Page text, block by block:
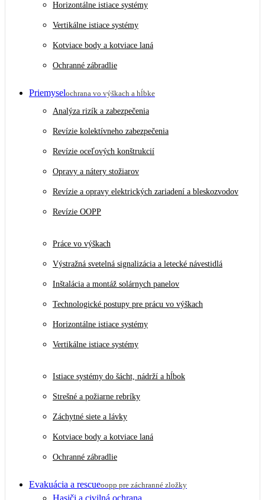
Horizontálne istiace systémy
Vertikálne istiace systémy
Kotviace body a kotviace laná
Ochranné zábradlie
Priemyselochrana vo výškach a hĺbke
Analýza rizík a zabezpečenia
Revízie kolektívneho zabezpečenia
Revízie oceľových konštrukcií
Opravy a nátery stožiarov
Revízie a opravy elektrických zariadení a bleskozvodov
Revízie OOPP
Práce vo výškach
Výstražná svetelná signalizácia a letecké návestidlá
Inštalácia a montáž solárnych panelov
Technologické postupy pre prácu vo výškach
Horizontálne istiace systémy
Vertikálne istiace systémy
Istiace systémy do šácht, nádrží a hĺbok
Strešné a požiarne rebríky
Záchytné siete a lávky
Kotviace body a kotviace laná
Ochranné zábradlie
Evakuácia a rescueoopp pre záchranné zložky
Hasiči a civilná ochrana